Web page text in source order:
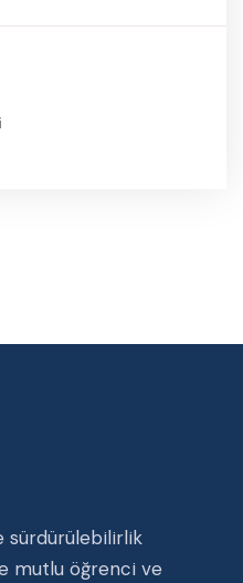
sürdürülebilirlik
mutlu öğrenci ve